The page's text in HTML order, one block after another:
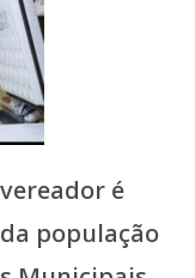
é
população